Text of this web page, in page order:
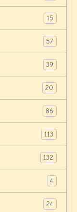
15
57
39
20
86
113
132
4
24